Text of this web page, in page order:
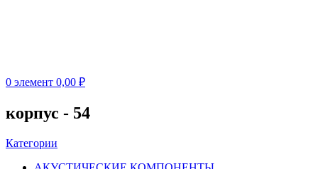
0 элемент 0,00 ₽
корпус - 54
Категории